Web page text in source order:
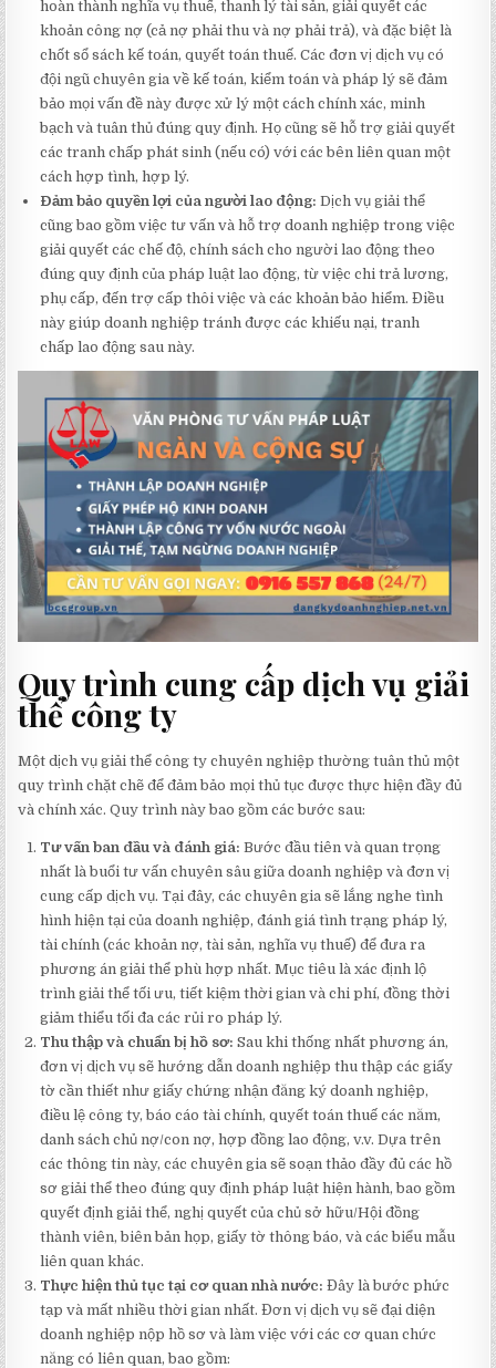
hoàn thành nghĩa vụ thuế, thanh lý tài sản, giải quyết các
khoản công nợ (cả nợ phải thu và nợ phải trả), và đặc biệt là
chốt sổ sách kế toán, quyết toán thuế. Các đơn vị dịch vụ có
đội ngũ chuyên gia về kế toán, kiểm toán và pháp lý sẽ đảm
bảo mọi vấn đề này được xử lý một cách chính xác, minh
bạch và tuân thủ đúng quy định. Họ cũng sẽ hỗ trợ giải quyết
các tranh chấp phát sinh (nếu có) với các bên liên quan một
cách hợp tình, hợp lý.
Đảm bảo quyền lợi của người lao động: Dịch vụ giải thể
cũng bao gồm việc tư vấn và hỗ trợ doanh nghiệp trong việc
giải quyết các chế độ, chính sách cho người lao động theo
đúng quy định của pháp luật lao động, từ việc chi trả lương,
phụ cấp, đến trợ cấp thôi việc và các khoản bảo hiểm. Điều
này giúp doanh nghiệp tránh được các khiếu nại, tranh
chấp lao động sau này.
Quy trình cung cấp dịch vụ giải
thể công ty
Một dịch vụ giải thể công ty chuyên nghiệp thường tuân thủ một
quy trình chặt chẽ để đảm bảo mọi thủ tục được thực hiện đầy đủ
và chính xác. Quy trình này bao gồm các bước sau:
Tư vấn ban đầu và đánh giá: Bước đầu tiên và quan trọng
nhất là buổi tư vấn chuyên sâu giữa doanh nghiệp và đơn vị
cung cấp dịch vụ. Tại đây, các chuyên gia sẽ lắng nghe tình
hình hiện tại của doanh nghiệp, đánh giá tình trạng pháp lý,
tài chính (các khoản nợ, tài sản, nghĩa vụ thuế) để đưa ra
phương án giải thể phù hợp nhất. Mục tiêu là xác định lộ
trình giải thể tối ưu, tiết kiệm thời gian và chi phí, đồng thời
giảm thiểu tối đa các rủi ro pháp lý.
Thu thập và chuẩn bị hồ sơ: Sau khi thống nhất phương án,
đơn vị dịch vụ sẽ hướng dẫn doanh nghiệp thu thập các giấy
tờ cần thiết như giấy chứng nhận đăng ký doanh nghiệp,
điều lệ công ty, báo cáo tài chính, quyết toán thuế các năm,
danh sách chủ nợ/con nợ, hợp đồng lao động, v.v. Dựa trên
các thông tin này, các chuyên gia sẽ soạn thảo đầy đủ các hồ
sơ giải thể theo đúng quy định pháp luật hiện hành, bao gồm
quyết định giải thể, nghị quyết của chủ sở hữu/Hội đồng
thành viên, biên bản họp, giấy tờ thông báo, và các biểu mẫu
liên quan khác.
Thực hiện thủ tục tại cơ quan nhà nước: Đây là bước phức
tạp và mất nhiều thời gian nhất. Đơn vị dịch vụ sẽ đại diện
doanh nghiệp nộp hồ sơ và làm việc với các cơ quan chức
năng có liên quan, bao gồm: